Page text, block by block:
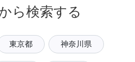
ら検索する
東京都 神奈川県